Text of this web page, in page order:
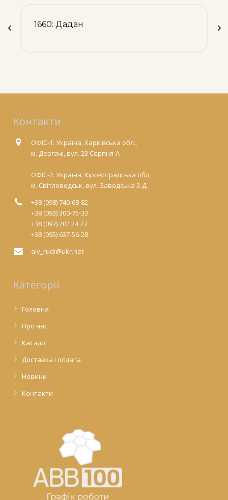
1660: Дадан
Контакти
ОФІС-1: Україна, Харківська обл.,
м. Дергачі, вул. 23 Серпня-А
ОФІС-2: Україна, Кіровоградська обл,
м. Світловодськ, вул. Заводська 3-Д
+38 (098) 740-68-82
+38 (093) 300-75-33
+38 (097) 202 24 77
+38 (095) 637-56-28
aiv_rudi@ukr.net
Категорії
Головна
Про нас
Каталог
Доставка і оплата
Новини
Контакти